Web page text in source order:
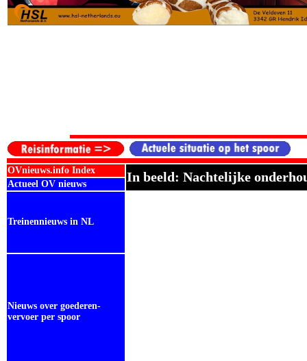
OVnieuws.info Index In beeld: Nachtelijke
Actueel OV nieuws
Treinennieuws in NL
Nieuws over goederen-
vervoer per spoor